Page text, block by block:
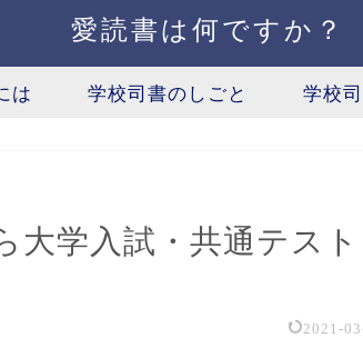
愛読書は何ですか？
は 学校司書のしごと 学校
大学入試・共通テスト
2021-